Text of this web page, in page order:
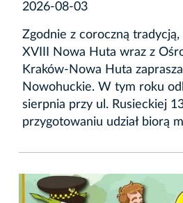
2026-08-03
Zgodnie z coroczną tradycją,
XVIII Nowa Huta wraz z
Kraków-Nowa Huta
Nowohuckie. W tym roku
sierpnia przy ul. Rusieckiej
przygotowaniu udział biorą